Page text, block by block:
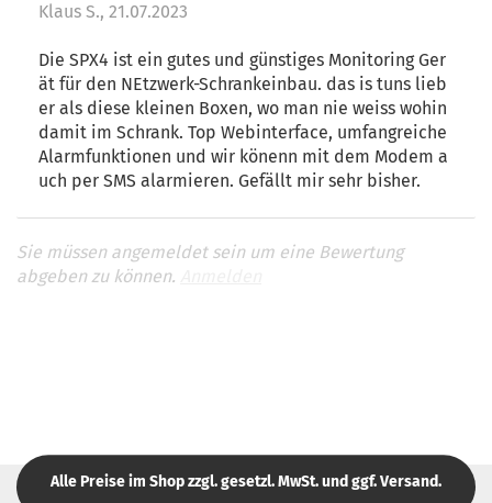
Klaus S., 21.07.2023
Die SPX4 ist ein gutes und günstiges Monitoring Ger
ät für den NEtzwerk-Schrankeinbau. das is tuns lieb
er als diese kleinen Boxen, wo man nie weiss wohin
damit im Schrank. Top Webinterface, umfangreiche
Alarmfunktionen und wir könenn mit dem Modem a
Sie müssen angemeldet sein um eine Bewertung
abgeben zu können.
Alle Preise im Shop zzgl. gesetzl. MwSt. und ggf. Versand.